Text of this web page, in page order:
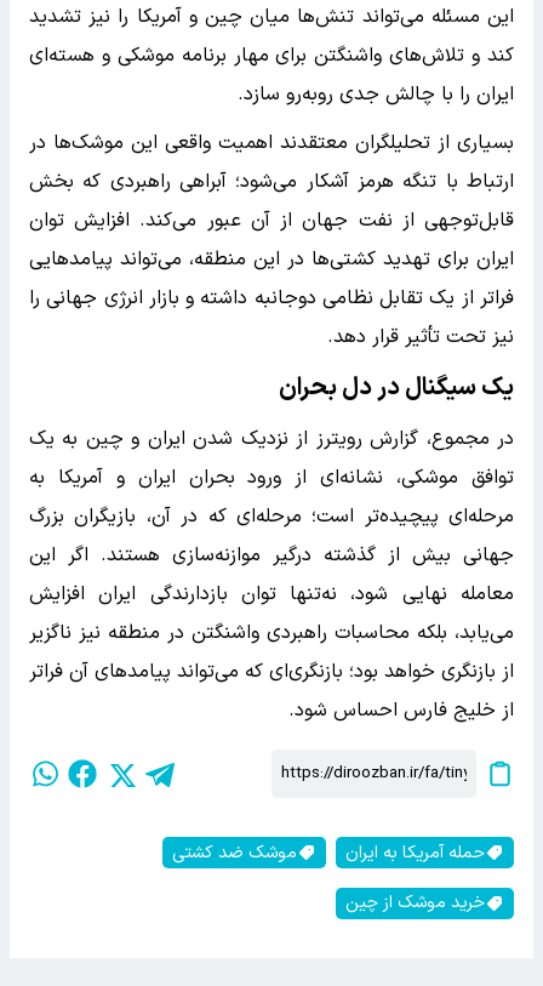
این مسئله می‌تواند تنش‌ها میان چین و آمریکا را نیز تشدید
کند و تلاش‌های واشنگتن برای مهار برنامه موشکی و هسته‌ای
ایران را با چالش جدی روبه‌رو سازد.
بسیاری از تحلیلگران معتقدند اهمیت واقعی این موشک‌ها در
ارتباط با تنگه هرمز آشکار می‌شود؛ آبراهی راهبردی که بخش
قابل‌توجهی از نفت جهان از آن عبور می‌کند. افزایش توان
ایران برای تهدید کشتی‌ها در این منطقه، می‌تواند پیامدهایی
فراتر از یک تقابل نظامی دوجانبه داشته و بازار انرژی جهانی را
نیز تحت تأثیر قرار دهد.
یک سیگنال در دل بحران
در مجموع، گزارش رویترز از نزدیک شدن ایران و چین به یک
توافق موشکی، نشانه‌ای از ورود بحران ایران و آمریکا به
مرحله‌ای پیچیده‌تر است؛ مرحله‌ای که در آن، بازیگران بزرگ
جهانی بیش از گذشته درگیر موازنه‌سازی هستند. اگر این
معامله نهایی شود، نه‌تنها توان بازدارندگی ایران افزایش
می‌یابد، بلکه محاسبات راهبردی واشنگتن در منطقه نیز ناگزیر
از بازنگری خواهد بود؛ بازنگری‌ای که می‌تواند پیامدهای آن فراتر
از خلیج فارس احساس شود.
حمله آمریکا به ایران
موشک ضد کشتی
خرید موشک از چین